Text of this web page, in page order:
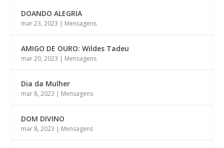
DOANDO ALEGRIA
mar 23, 2023 | Mensagens
AMIGO DE OURO: Wildes Tadeu
mar 20, 2023 | Mensagens
Dia da Mulher
mar 8, 2023 | Mensagens
DOM DIVINO
mar 8, 2023 | Mensagens